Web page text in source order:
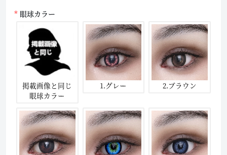
眼球カラー
掲載画像と同じ
眼球カラー
1.グレー 2.ブラウン